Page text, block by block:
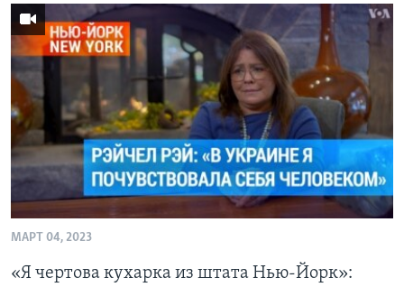
МАРТ 04, 2023
«Я чертова кухарка из штата Нью-Йорк»: